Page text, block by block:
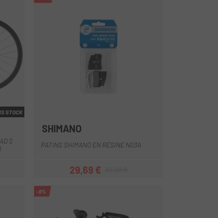
STOCK
S
SHIMANO
PATINS SHIMANO EN RÉSINE N03A
Prix
29,69 €Prix habituel
-8%